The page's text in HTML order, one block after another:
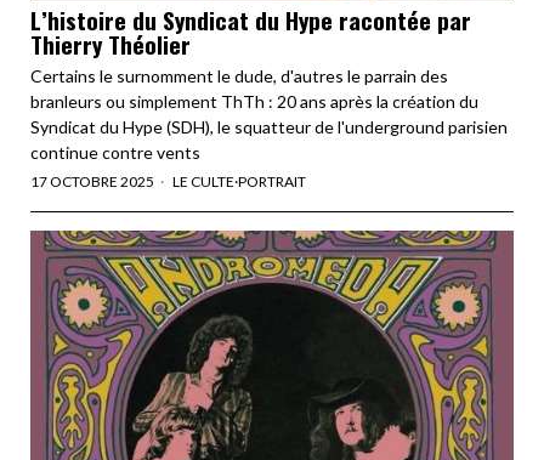
L’histoire du Syndicat du Hype racontée par
Thierry Théolier
Certains le surnomment le dude, d'autres le parrain des
branleurs ou simplement ThTh : 20 ans après la création du
Syndicat du Hype (SDH), le squatteur de l'underground parisien
continue contre vents
17 OCTOBRE 2025 LE CULTE·PORTRAIT